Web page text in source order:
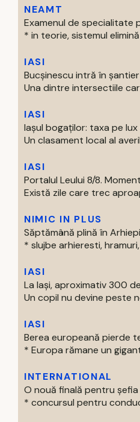
NEAMT
Examenul de specialitate
* in teorie, sistemul
IASI
Bucșinescu intră în
Una dintre intersectiile
IASI
Iașul bogaților: taxa pe
Un clasament local al
IASI
Portalul Leului 8/8.
Există zile care trec
NIMIC IN PLUS
Săptămână plină în
* slujbe arhieresti,
IASI
La Iași, aproximativ 300
Un copil nu devine peste
IASI
Berea europeană pierde
* Europa rămane un
INTERNATIONAL
O nouă finală pentru
* concursul pentru